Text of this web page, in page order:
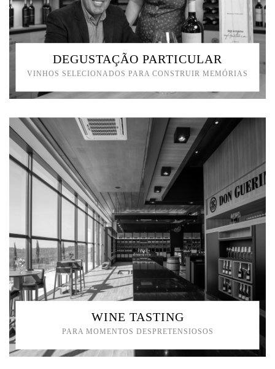
DEGUSTAÇÃO PARTICULAR
VINHOS SELECIONADOS PARA CONSTRUIR MEMÓRIAS
WINE TASTING
PARA MOMENTOS DESPRETENSIOSOS